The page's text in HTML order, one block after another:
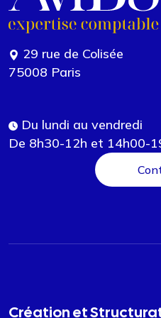
29 rue de Colisée
75008 Paris
Du lundi au vendredi
De 8h30-12h et 14h00-
Création et